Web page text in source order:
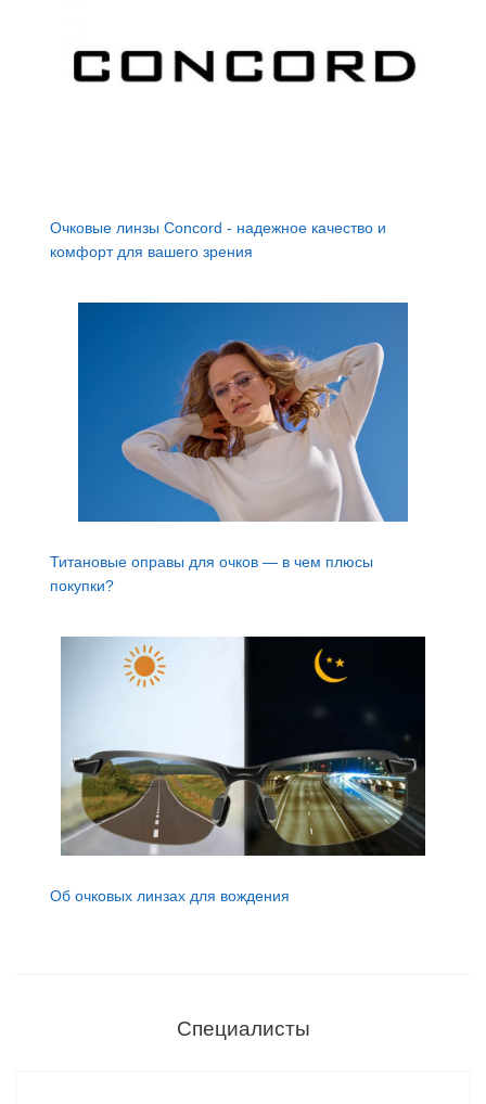
Очковые линзы Concord - надежное качество и
комфорт для вашего зрения
Титановые оправы для очков — в чем плюсы
покупки?
Об очковых линзах для вождения
Специалисты